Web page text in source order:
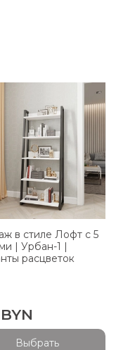
в стиле Лофт с 5
| Урбан-1 |
расцветок
Выбрать